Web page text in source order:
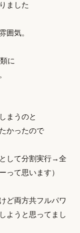
ました
囲気。
に
まうのと
かったので
して分割実行→全
って思います）
ど両方共フルパワ
ようと思ってまし